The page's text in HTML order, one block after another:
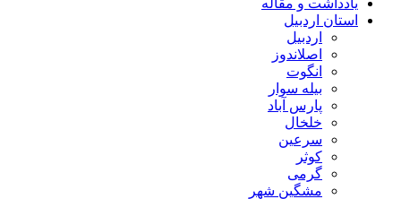
یادداشت و مقاله
استان اردبیل
اردبیل
اصلاندوز
انگوت
بیله سوار
پارس آباد
خلخال
سرعین
کوثر
گرمی
مشگین شهر